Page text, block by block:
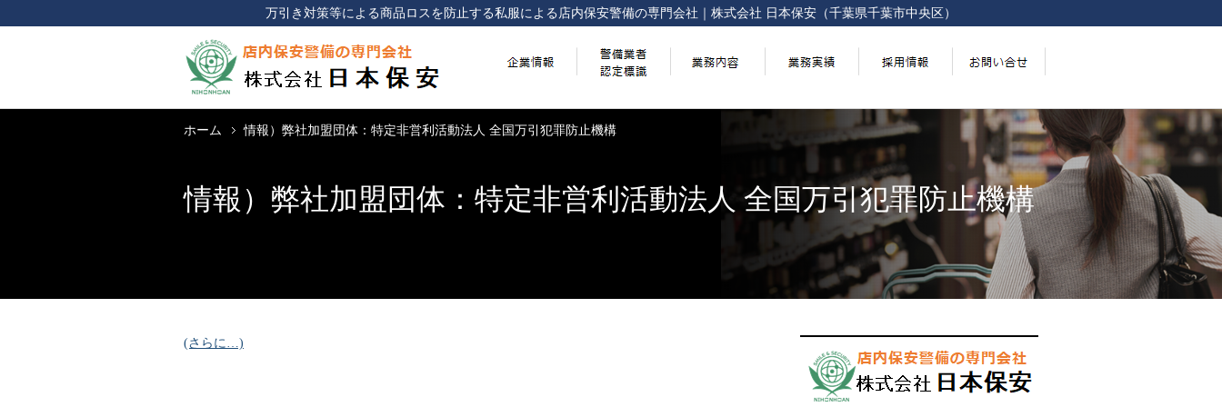
万引き対策等による商品ロスを防止する私服による店内保安警備の専門会社 株式会社 日本保安（千葉県千葉市中央区）
ホーム 情報）弊社加盟団体：特定非営利活動法人 全国万引犯罪防止機構
情報）弊社加盟団体：特定非営利活動法人 全国万引犯罪防止機構
(さらに…)